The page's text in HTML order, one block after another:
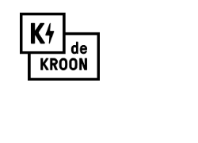
content
Home / Huurders